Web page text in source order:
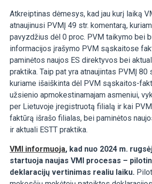
Atkreiptinas dėmesys, kad jau kurį laiką
atnaujinusi PVMĮ 49 str. komentarą,
pavyzdžius dėl 0 proc. PVM taikymo bei
informacijos įrašymo PVM sąskaitose
paminėtos naujos ES direktyvos bei
praktika. Taip pat yra atnaujintas PVMĮ 80
kuriame išaiškinta dėl PVM sąskaitos-
užsienio apmokestinamajam asmeniui,
per Lietuvoje įregistruotą filialą ir kai
faktūrą išrašo filialas, bei paminėtos
ir aktuali ESTT praktika.
VMI informuoja, kad nuo 2024 m.
startuoja naujas VMI procesas –
deklaracijų vertinimas realiu laiku.